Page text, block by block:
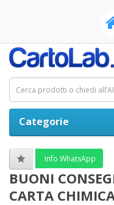
Categorie
Info WhatsApp
BUONI
CARTA